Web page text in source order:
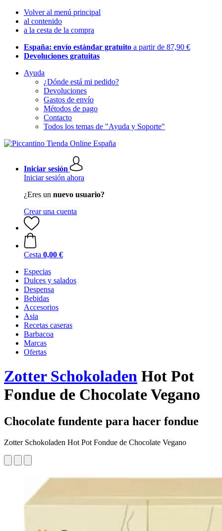
Volver al menú principal
al contenido
a la cesta de la compra
España: envío estándar gratuito a partir de 87,90 €
Devoluciones gratuitas
Ayuda
¿Dónde está mi pedido?
Devoluciones
Gastos de envío
Métodos de pago
Contacto
Todos los temas de "Ayuda y Soporte"
Iniciar sesión
Iniciar sesión ahora
¿Eres un nuevo usuario?
Crear una cuenta
Cesta 0,00 €
Especias
Dulces y salados
Despensa
Bebidas
Accesorios
Asia
Recetas caseras
Barbacoa
Marcas
Ofertas
Zotter Schokoladen Hot Pot
Fondue de Chocolate Vegano
Chocolate fundente para hacer fondue
Zotter Schokoladen Hot Pot Fondue de Chocolate Vegano